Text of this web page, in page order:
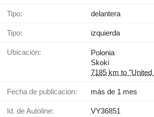
Tipo: delantera
Tipo: izquierda
Ubicación:
Polonia
Skoki
7185 km to
Fecha de publicación: más de 1 mes
Id. de Autoline: VY36851